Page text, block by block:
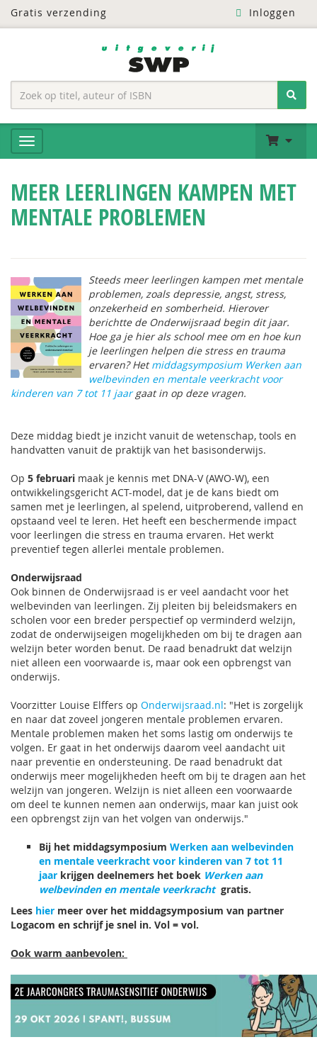
Gratis verzending Inloggen
MEER LEERLINGEN KAMPEN MET
MENTALE PROBLEMEN
Steeds meer leerlingen kampen met mentale
problemen, zoals depressie, angst, stress,
onzekerheid en somberheid. Hierover
berichtte de Onderwijsraad begin dit jaar.
Hoe ga je hier als school mee om en hoe kun
je leerlingen helpen die stress en trauma
ervaren? Hetmiddagsymposium Werken aan
welbevinden en mentale veerkracht voor
kinderen van 7 tot 11 jaargaat in op deze vragen.
Deze middag biedt je inzicht vanuit de wetenschap, tools en
handvatten vanuit de praktijk van het basisonderwijs.
Op 5 februari maak je kennis met DNA-V (AWO-W), een
ontwikkelingsgericht ACT-model, dat je de kans biedt om
samen met je leerlingen, al spelend, uitproberend, vallend en
opstaand veel te leren. Het heeft een beschermende impact
voor leerlingen die stress en trauma ervaren. Het werkt
preventief tegen allerlei mentale problemen.
Onderwijsraad
Ook binnen de Onderwijsraad is er veel aandacht voor het
welbevinden van leerlingen. Zij pleiten bij beleidsmakers en
scholen voor een breder perspectief op verminderd welzijn,
zodat de onderwijseigen mogelijkheden om bij te dragen aan
welzijn beter worden benut. De raad benadrukt dat welzijn
niet alleen een voorwaarde is, maar ook een opbrengst van
onderwijs.
Voorzitter Louise Elffers op Onderwijsraad.nl: "Het is zorgelijk
en naar dat zoveel jongeren mentale problemen ervaren.
Mentale problemen maken het soms lastig om onderwijs te
volgen. Er gaat in het onderwijs daarom veel aandacht uit
naar preventie en ondersteuning. De raad benadrukt dat
onderwijs meer mogelijkheden heeft om bij te dragen aan het
welzijn van jongeren. Welzijn is niet alleen een voorwaarde
om deel te kunnen nemen aan onderwijs, maar kan juist ook
een opbrengst zijn van het volgen van onderwijs."
Bij het middagsymposium Werken aan welbevinden
en mentale veerkracht voor kinderen van 7 tot 11
jaar krijgen deelnemers het boek Werken aan
welbevinden en mentale veerkracht gratis.
Lees hier meer over het middagsymposium van partner
Logacom en schrijf je snel in. Vol = vol.
Ook warm aanbevolen: